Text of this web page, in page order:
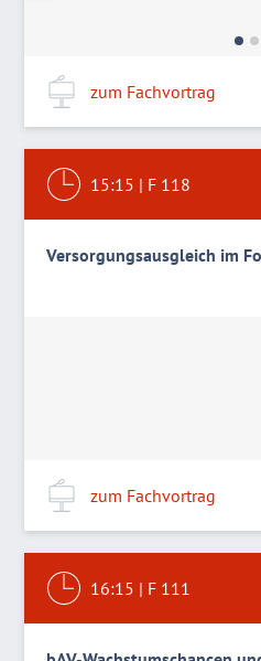
zum Fachvortrag
15:15 | F 118
Versorgungsausgleich im
zum Fachvortrag
16:15 | F 111